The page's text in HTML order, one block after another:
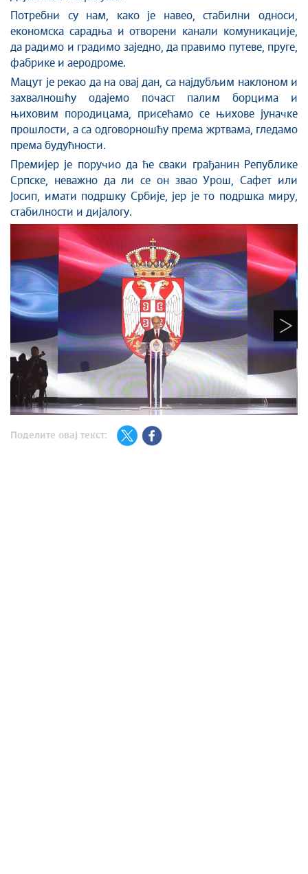
Потребни су нам, како је навео, стабилни односи,
економска сарадња и отворени канали комуникације,
да радимо и градимо заједно, да правимо путеве, пруге,
фабрике и аеродроме.
Мацут је рекао да на овај дан, са најдубљим наклоном и
захвалношћу одајемо почаст палим борцима и
њиховим породицама, присећамо се њихове јуначке
прошлости, а са одговорношћу према жртвама, гледамо
према будућности.
Премијер је поручио да ће сваки грађанин Републике
Српске, неважно да ли се он звао Урош, Сафет или
Јосип, имати подршку Србије, јер је то подршка миру,
стабилности и дијалогу.
Поделите овај текст: